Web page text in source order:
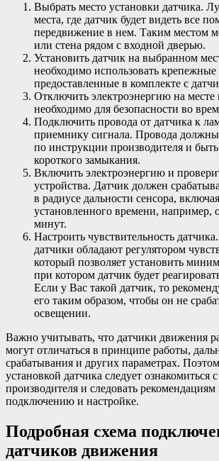
Выбрать место установки датчика.
места, где датчик будет видеть все
передвижение в нем. Таким местом
или стена рядом с входной дверью.
Установить датчик на выбранном
необходимо использовать
предоставленные в комплекте с
Отключить электроэнергию на
необходимо для безопасности во
Подключить провода от датчика к
приемнику сигнала. Провода
по инструкции производителя и
короткого замыкания.
Включить электроэнергию и
устройства. Датчик должен
в радиусе дальности сенсора,
установленного времени, например,
минут.
Настроить чувствительность
датчики обладают регулятором
который позволяет установить
при котором датчик будет
Если у Вас такой датчик, то
его таким образом, чтобы он не
освещении.
Важно учитывать, что датчики движения
могут отличаться в принципе работы,
срабатывания и других параметрах.
установкой датчика следует ознакомиться
производителя и следовать рекомендациям
подключению и настройке.
Подробная схема
датчиков движения